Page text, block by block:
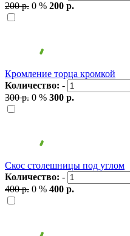
200 р. 0 % 200 р.
Кромление торца кромкой
Количество: -
300 р. 0 % 300 р.
Скос столешницы под углом
Количество: -
400 р. 0 % 400 р.